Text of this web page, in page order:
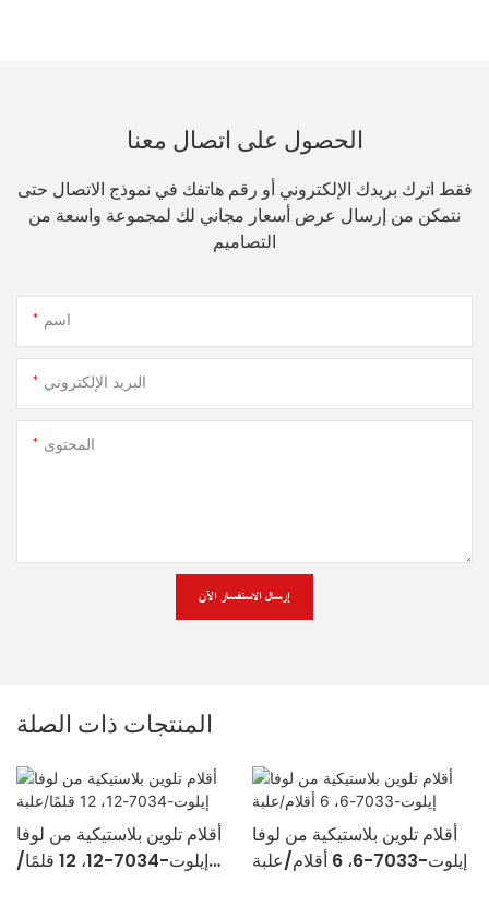
الحصول على اتصال معنا
فقط اترك بريدك الإلكتروني أو رقم هاتفك في نموذج الاتصال حتى
نتمكن من إرسال عرض أسعار مجاني لك لمجموعة واسعة من
التصاميم
اسم
البريد الإلكتروني
المحتوى
إرسال الاستفسار الآن
المنتجات ذات الصلة
أقلام تلوين بلاستيكية من لوفا
إيلوت-7034-12، 12 قلمًا/
أقلام تلوين بلاستيكية من لوفا
إيلوت-7033-6، 6 أقلام/علبة